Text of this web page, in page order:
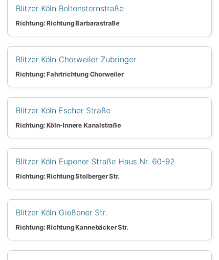
Blitzer Köln Boltensternstraße
Richtung: Richtung Barbarastraße
Blitzer Köln Chorweiler Zubringer
Richtung: Fahrtrichtung Chorweiler
Blitzer Köln Escher Straße
Richtung: Köln-Innere Kanalstraße
Blitzer Köln Eupener Straße Haus Nr. 60-92
Richtung: Richtung Stolberger Str.
Blitzer Köln Gießener Str.
Richtung: Richtung Kannebäcker Str.